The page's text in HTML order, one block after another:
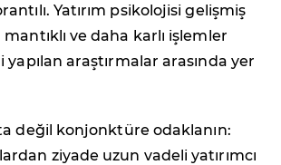
Yatırım psikolojisi gelişmiş
ve daha karlı işlemler
araştırmalar arasında yer
değil konjonktüre odaklanın:
ziyade uzun vadeli yatırımcı